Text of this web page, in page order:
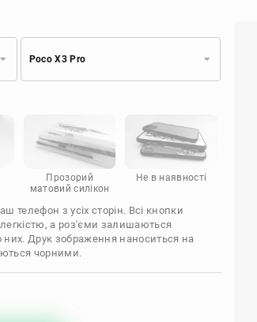
Poco X3 Pro
Прозорий
матовий силікон
Не в наявності
телефон з усіх сторін. Всі кнопки
а роз'єми залишаються
них. Друк зображення наноситься на
чорними.